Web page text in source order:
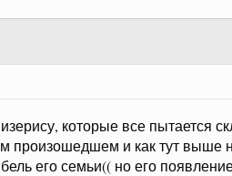
которые все пытается
произошедшем и как тут выше
его семьи(( но его